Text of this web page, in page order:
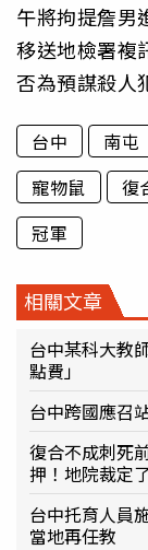
午將拘提詹男
移送地檢署複
否為預謀殺人
台中 南屯
寵物鼠
復
冠軍
相關文章
台中某科大教
點費」
台中跨國應召
復合不成刺死
押！地院裁定
台中托育人員
當地再任教